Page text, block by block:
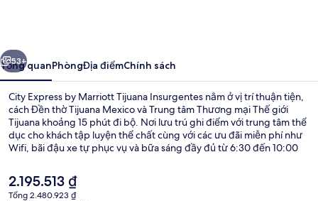
Tijuana
Insurgentes
Tiếp
53+
Tổng quanPhòngĐịa điểmChính sách
City Express by Marriott Tijuana Insurgentes nằm ở vị trí thuận tiện,
cách Đền thờ Tijuana Mexico và Trung tâm Thương mại Thế giới
Tijuana khoảng 15 phút đi bộ. Nơi lưu trú ghi điểm với trung tâm thể
dục cho khách tập luyện thể chất cùng với các ưu đãi miễn phí như
Wifi, bãi đậu xe tự phục vụ và bữa sáng đầy đủ từ 6:30 đến 10:00
học CETYS chỉ cách nơi đây 5 phút đi xe.
Giá
hiện
2.195.513 ₫
Tổng 2.480.923 ₫